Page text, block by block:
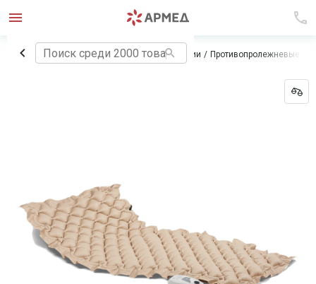
Главная Технические средства реабилитации Противопролежневые